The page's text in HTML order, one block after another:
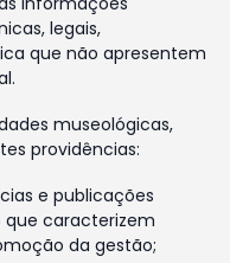
legais,
que não apresentem
museológicas,
providências:
e publicações
que caracterizem
da gestão;